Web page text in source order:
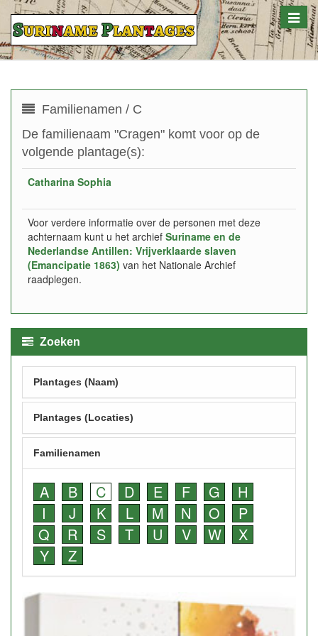
Toggle
Familienamen / C
De familienaam "Cragen" komt voor op de
volgende plantage(s):
Catharina Sophia
Voor verdere informatie over de personen met deze
achternaam kunt u het archief Suriname en de
Nederlandse Antillen: Vrijverklaarde slaven
(Emancipatie 1863) van het Nationale Archief
raadplegen.
Zoeken
Plantages (Naam)
Plantages (Locaties)
Familienamen
A B C D E F G
H
I
J K L M N O
P
Q
R S T U V W
X
Y
Z